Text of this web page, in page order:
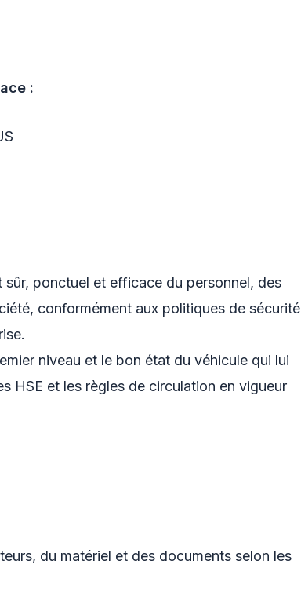
:
ponctuel et efficace du personnel, des
conformément aux politiques de sécurité
niveau et le bon état du véhicule qui lui
HSE et les règles de circulation en vigueur
du matériel et des documents selon les